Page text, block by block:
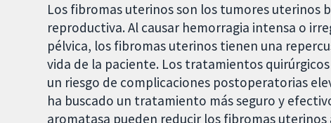
Los fibromas uterinos son los tumores uterinos
reproductiva. Al causar hemorragia intensa o
pélvica, los fibromas uterinos tienen una
vida de la paciente. Los tratamientos
un riesgo de complicaciones postoperatorias
ha buscado un tratamiento más seguro y
aromatasa pueden reducir los fibromas